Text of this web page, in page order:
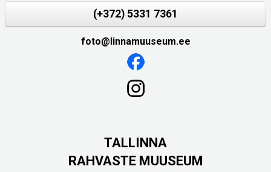
(+372) 5331 7361
foto@linnamuuseum.ee
TALLINNA
RAHVASTE MUUSEUM